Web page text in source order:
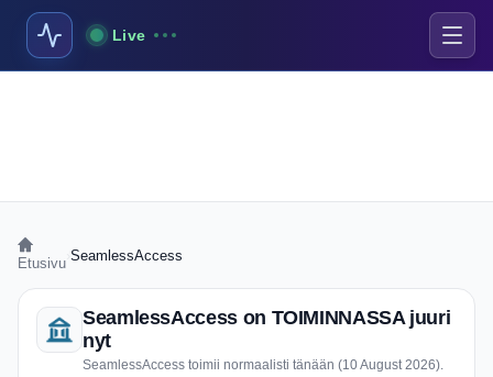
Live
Etusivu SeamlessAccess
SeamlessAccess on TOIMINNASSA juuri
nyt
SeamlessAccess toimii normaalisti tänään (10 August 2026).